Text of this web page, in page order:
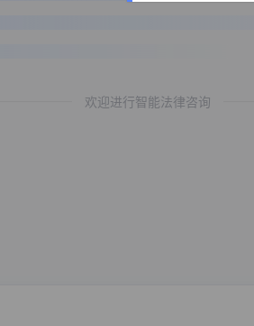
欢迎进行智能法律咨询